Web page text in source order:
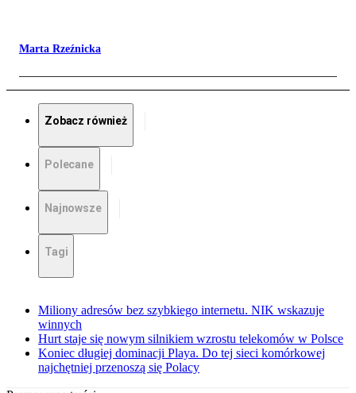
Marta Rzeźnicka
Zobacz również
Polecane
Najnowsze
Tagi
Miliony adresów bez szybkiego internetu. NIK wskazuje
winnych
Hurt staje się nowym silnikiem wzrostu telekomów w Polsce
Koniec długiej dominacji Playa. Do tej sieci komórkowej
najchętniej przenoszą się Polacy